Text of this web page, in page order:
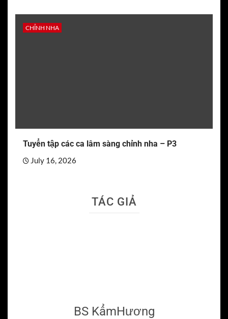
CHỈNH NHA
Tuyển tập các ca lâm sàng chỉnh nha – P3
July 16, 2026
TÁC GIẢ
BS KẩmHương